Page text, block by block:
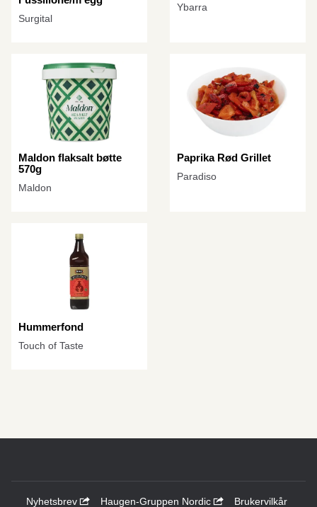
Surgital
Ybarra
Maldon flaksalt bøtte
570g
Maldon
Paprika Rød Grillet
Paradiso
Hummerfond
Touch of Taste
Nyhetsbrev Haugen-Gruppen Nordic Brukervilkår